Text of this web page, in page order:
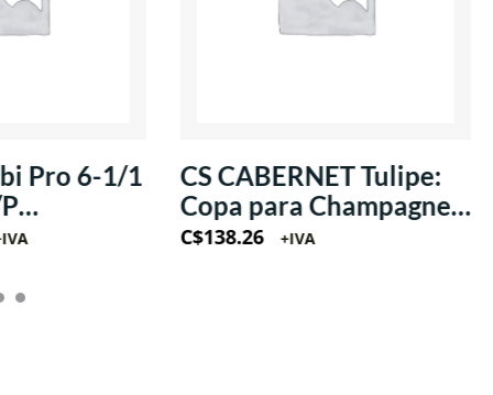
Tulipe:
CS CABERNET Tulipe:
Copa para Champagne
estilo Flauta 5oz
C$85.22 +IVA